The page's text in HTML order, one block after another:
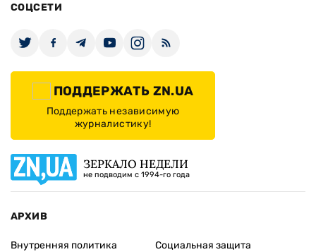
СОЦСЕТИ
ПОДДЕРЖАТЬ ZN.UA
Поддержать независимую
журналистику!
ЗЕРКАЛО НЕДЕЛИ
не подводим с 1994-го года
АРХИВ
Внутренняя политика
Социальная защита